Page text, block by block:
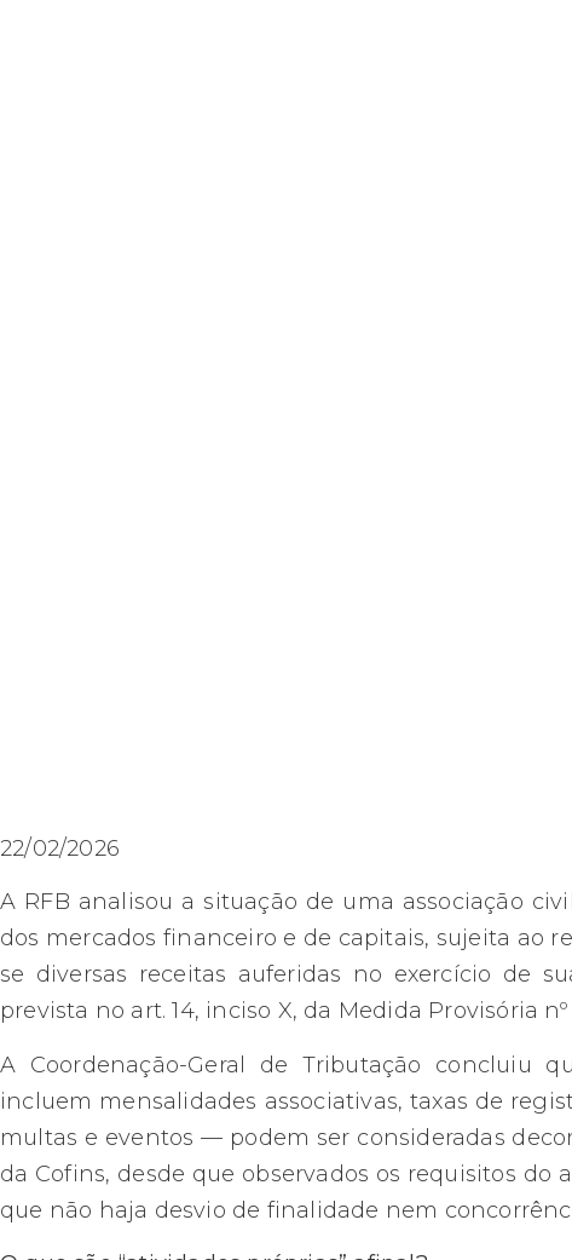
22/02/2026
A RFB analisou a situação de uma associação
dos mercados financeiro e de capitais, sujeita ao
se diversas receitas auferidas no exercício de
prevista no art. 14, inciso X, da Medida Provisória
A Coordenação-Geral de Tributação concluiu
incluem mensalidades associativas, taxas de
multas e eventos — podem ser consideradas
da Cofins, desde que observados os requisitos do
que não haja desvio de finalidade nem